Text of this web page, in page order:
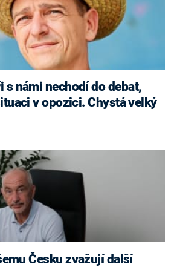
s námi nechodí do debat,
v opozici. Chystá velký